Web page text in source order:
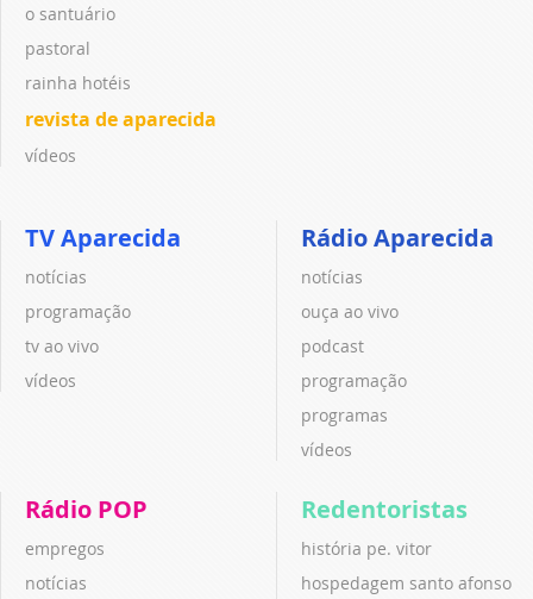
o santuário
pastoral
rainha hotéis
revista de aparecida
vídeos
TV Aparecida
notícias
programação
tv ao vivo
vídeos
Rádio Aparecida
notícias
ouça ao vivo
podcast
programação
programas
vídeos
Rádio POP
empregos
notícias
Redentoristas
história pe. vitor
hospedagem santo afonso